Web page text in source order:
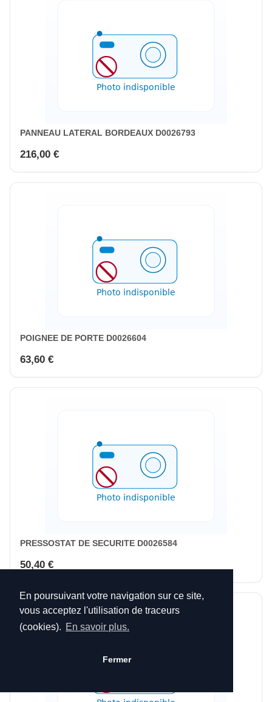
En poursuivant votre navigation sur ce site,
vous acceptez l'utilisation de traceurs
(cookies). En savoir plus.
Fermer
PANNEAU LATERAL BORDEAUX D0026793
216,00 €
POIGNEE DE PORTE D0026604
63,60 €
PRESSOSTAT DE SECURITE D0026584
50,40 €